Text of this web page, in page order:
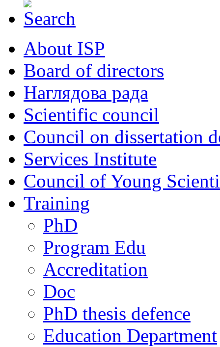
About ISP
Board of directors
Наглядова рада
Scientific council
Council on dissertation
Services Institute
Council of Young
Training
PhD
Program Edu
Accreditation
Doc
PhD thesis defence
Education Department